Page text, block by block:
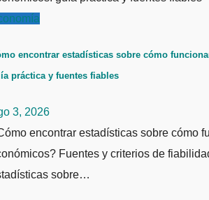
encontrar estadísticas sobre cómo
práctica y fuentes fiables
3, 2026
encontrar estadísticas sobre cómo
Fuentes y criterios de
sobre…